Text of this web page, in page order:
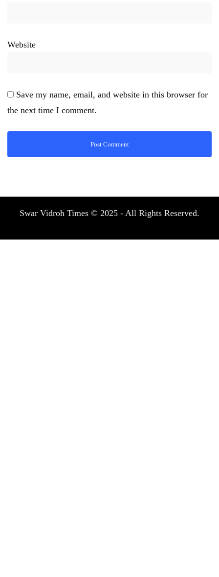
Website
Save my name, email, and website in this browser for
the next time I comment.
Swar Vidroh Times © 2025 - All Rights Reserved.